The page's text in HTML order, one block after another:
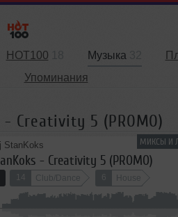
HOT100 Музыка
Упоминания
Creativity 5 (PROMO)
МИКСЫ И
StanKoks
- Creativity 5 (PROMO)
Club/Dance 6 House